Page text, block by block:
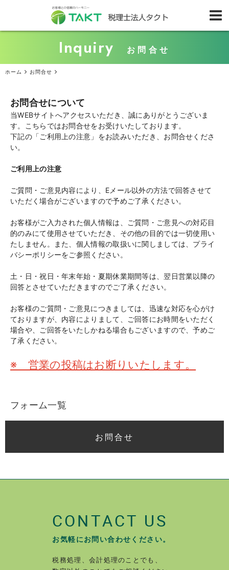
Inquiry お問合せ
ホーム お問合せ
お問合せについて
当WEBサイトへアクセスいただき、誠にありがとうございま
す。こちらではお問合せをお受けいたしております。
下記の「ご利用上の注意」をお読みいただき、お問合せくださ
い。
ご利用上の注意
ご質問・ご意見内容により、Eメール以外の方法で回答させて
いただく場合がございますので予めご了承ください。
お客様がご入力された個人情報は、ご質問・ご意見への対応目
的のみにて使用させていただき、その他の目的では一切使用い
たしません。また、個人情報の取扱いに関しましては、プライ
バシーポリシーをご参照ください。
土・日・祝日・年末年始・夏期休業期間等は、翌日営業以降の
回答とさせていただきますのでご了承ください。
お客様のご質問・ご意見につきましては、迅速な対応を心がけ
ておりますが、内容によりまして、ご回答にお時間をいただく
場合や、ご回答をいたしかねる場合もございますので、予めご
了承ください。
※ 営業の投稿はお断りいたします。
フォーム一覧
お問合せ
CONTACT US
お気軽にお問い合わせください。
税務処理、会計処理のことでも、